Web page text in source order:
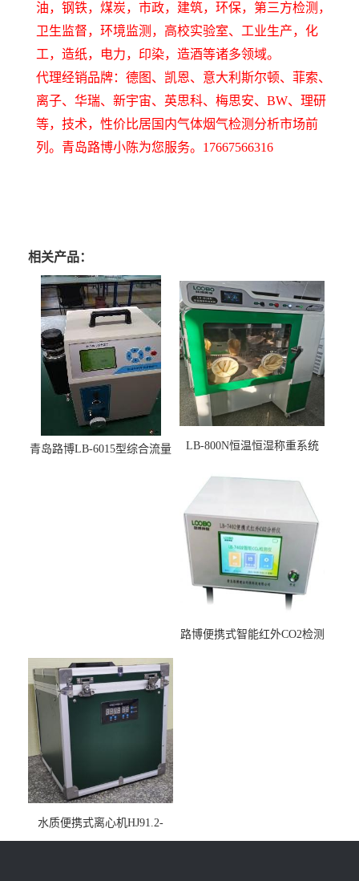
油，钢铁，煤炭，市政，建筑，环保，第三方检测，
卫生监督，环境监测，高校实验室、工业生产，化
工，造纸，电力，印染，造酒等诸多领域。
代理经销品牌：德图、凯恩、意大利斯尔顿、菲索、
离子、华瑞、新宇宙、英思科、梅思安、BW、理研
等，技术，性价比居国内气体烟气检测分析市场前
列。 青岛路博小陈为您服务。17667566316
相关产品：
青岛路博LB-6015型综合流量
LB-800N恒温恒湿称重系统
路博便携式智能红外CO2检测
水质便携式离心机HJ91.2-
2022地表水总磷监测内置有